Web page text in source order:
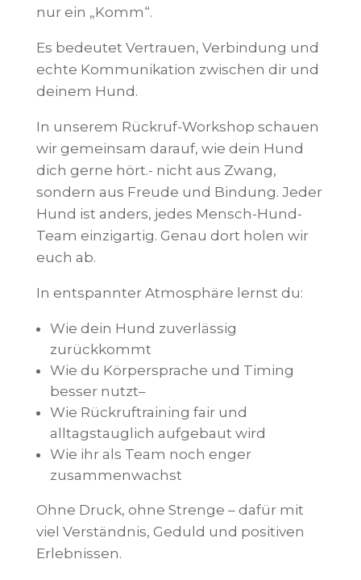
nur ein „Komm“.
Es bedeutet Vertrauen, Verbindung und
echte Kommunikation zwischen dir und
deinem Hund.
In unserem Rückruf-Workshop schauen
wir gemeinsam darauf, wie dein Hund
dich gerne hört.- nicht aus Zwang,
sondern aus Freude und Bindung. Jeder
Hund ist anders, jedes Mensch-Hund-
Team einzigartig. Genau dort holen wir
euch ab.
In entspannter Atmosphäre lernst du:
Wie dein Hund zuverlässig
zurückkommt
Wie du Körpersprache und Timing
besser nutzt–
Wie Rückruftraining fair und
alltagstauglich aufgebaut wird
Wie ihr als Team noch enger
zusammenwachst
Ohne Druck, ohne Strenge – dafür mit
viel Verständnis, Geduld und positiven
Erlebnissen.